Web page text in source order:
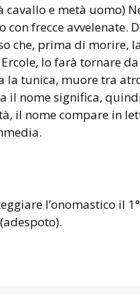
cavallo e metà uomo)
con frecce avvelenate.
che, prima di morire,
lo farà tornare
la tunica, muore tra
il nome significa,
il nome compare in
l’onomastico il